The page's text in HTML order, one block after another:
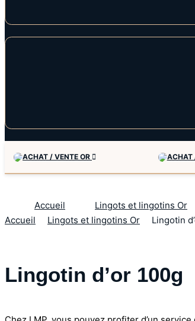
ACHAT / VENTE OR ACHAT
Accueil Lingots et lingotins Or
Accueil
Lingots et lingotins Or Lingotin
Lingotin d’or 100g